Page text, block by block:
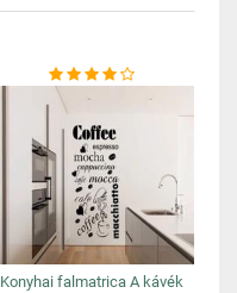
Konyhai falmatrica A kávék